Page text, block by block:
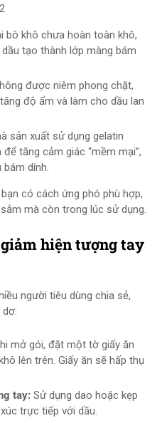
bò khô chưa hoàn toàn khô,
tạo thành lớp màng bám
được niêm phong chặt,
độ ẩm và làm cho dầu lan
sản xuất sử dụng gelatin
tăng cảm giác “mềm mại”,
bám dính.
có cách ứng phó phù hợp,
mà còn trong lúc sử dụng.
hiện tượng tay
người tiêu dùng chia sẻ,
mở gói, đặt một tờ giấy ăn
lên trên. Giấy ăn sẽ hấp thụ
tay: Sử dụng dao hoặc kẹp
trực tiếp với dầu.